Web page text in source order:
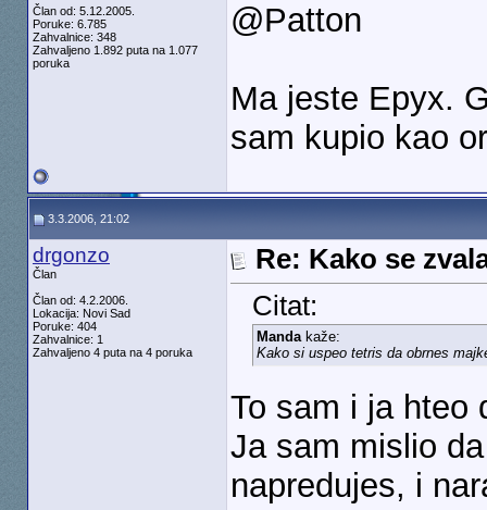
Član od: 5.12.2005.
Poruke: 6.785
Zahvalnice: 348
Zahvaljeno 1.892 puta na 1.077
poruka
@Patton
Ma jeste Epyx.
sam kupio kao
3.3.2006, 21:02
drgonzo
Član
Član od: 4.2.2006.
Lokacija: Novi Sad
Poruke: 404
Zahvalnice: 1
Zahvaljeno 4 puta na 4 poruka
Re: Kako se
Citat:
Mandakaže:
Kako si uspeo tetris da obrnes
To sam i ja hteo
Ja sam mislio
napredujes, i